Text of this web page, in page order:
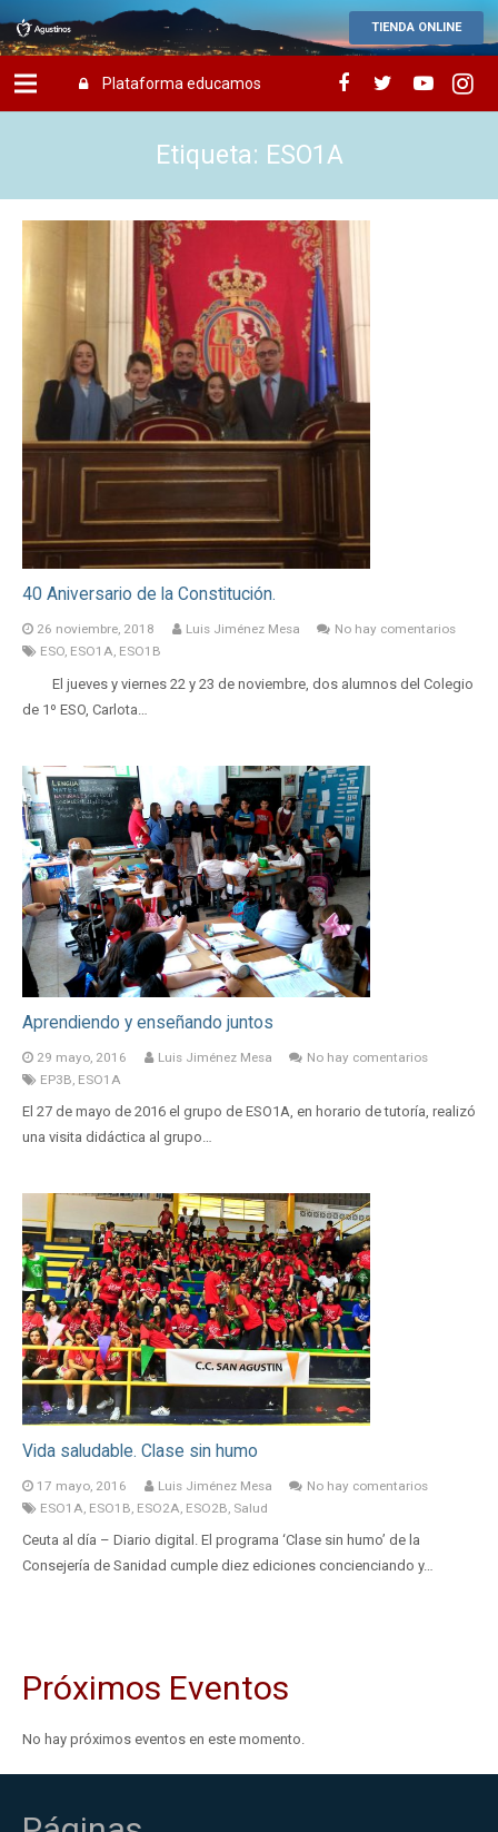
TIENDA ONLINE
Plataforma educamos
Etiqueta: ESO1A
40 Aniversario de la Constitución.
26 noviembre, 2018 Luis Jiménez Mesa
No hay comentarios
ESO, ESO1A, ESO1B
El jueves y viernes 22 y 23 de noviembre, dos alumnos del Colegio
de 1º ESO, Carlota…
Aprendiendo y enseñando juntos
29 mayo, 2016 Luis Jiménez Mesa
No hay comentarios
EP3B, ESO1A
El 27 de mayo de 2016 el grupo de ESO1A, en horario de tutoría, realizó
una visita didáctica al grupo…
Vida saludable. Clase sin humo
17 mayo, 2016 Luis Jiménez Mesa
No hay comentarios
ESO1A, ESO1B, ESO2A, ESO2B, Salud
Ceuta al día – Diario digital. El programa ‘Clase sin humo’ de la
Consejería de Sanidad cumple diez ediciones concienciando y…
Próximos Eventos
No hay próximos eventos en este momento.